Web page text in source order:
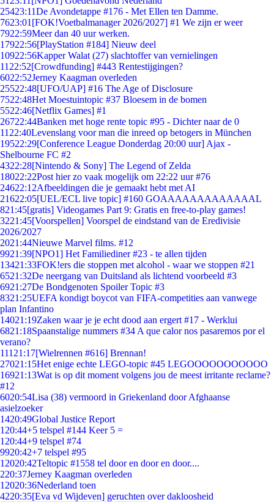
25423:11De Avondetappe #176 - Met Ellen ten Damme.
7623:01 [FOK!Voetbalmanager 2026/2027] #1 We zijn er weer
7922:59Meer dan 40 uur werken.
17922:56[PlayStation #184] Nieuw deel
10922:56Kapper Walat (27) slachtoffer van vernielingen
11 22:52[Crowdfunding] #443 Rentestijgingen?
6022:52Jerney Kaagman overleden
25522:48[UFO/UAP] #16 The Age of Disclosure
7522:48Het Moestuintopic #37 Bloesem in de bomen
5522:46[Netflix Games] #1
26722:44Banken met hoge rente topic #95 - Dichter naar de 0
11 22:40Levenslang voor man die inreed op betogers in München
19522:29[Conference League Donderdag 20:00 uur] Ajax -
Shelbourne FC #2
4322:28[Nintendo & Sony] The Legend of Zelda
18022:22Post hier zo vaak mogelijk om 22:22 uur #76
24622:12Afbeeldingen die je gemaakt hebt met AI
21622:05[UEL/ECL live topic] #160 GOAAAAAAAAAAAAAL
821:45[gratis] Videogames Part 9: Gratis en free-to-play games!
3221:45[Voorspellen] Voorspel de eindstand van de Eredivisie
2026/2027
2021:44Nieuwe Marvel films. #12
9921:39[NPO1] Het Familiediner #23 - te allen tijden
13421:33FOK!ers die stoppen met alcohol - waar we stoppen #21
6521:32De neergang van Duitsland als lichtend voorbeeld #3
6921:27De Bondgenoten Spoiler Topic #3
8321:25UEFA kondigt boycot van FIFA-competities aan vanwege
plan Infantino
14021:19Zaken waar je je echt dood aan ergert #17 - Werklui
6821:18Spaanstalige nummers #34 A que calor nos pasaremos por el
verano?
111 21:17[Wielrennen #616] Brennan!
27021:15Het enige echte LEGO-topic #45 LEGOOOOOOOOOOO
16921:13Wat is op dit moment volgens jou de meest irritante reclame?
#12
6020:54Lisa (38) vermoord in Griekenland door Afghaanse
asielzoeker
1420:49Global Justice Report
1 20:44+5 telspel #144 Keer 5 =
1 20:44+9 telspel #74
9920:42+7 telspel #95
12020:42Teltopic #1558 tel door en door en door....
220:37Jerney Kaagman overleden
12020:36Nederland toen
4220:35[Eva vd Wijdeven] geruchten over dakloosheid